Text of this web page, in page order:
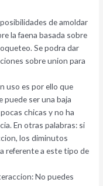
de amoldar
la faena basada sobre
Se podra dar
sobre union para
uso es por ello que
ser una baja
chicas y no ha
En otras palabras: si
los diminutos
referente a este tipo de
No puedes